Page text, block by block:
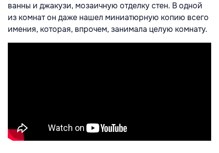
ванны и джакузи, мозаичную отделку стен. В одной
из комнат он даже нашел миниатюрную копию всего
имения, которая, впрочем, занимала целую комнату.